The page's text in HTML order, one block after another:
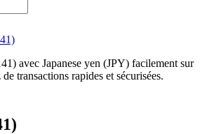
avec Japanese yen (JPY) facilement sur
transactions rapides et sécurisées.